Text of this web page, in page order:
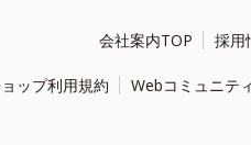
会社案内TOP 採用
ップ利用規約 Webコミュニテ